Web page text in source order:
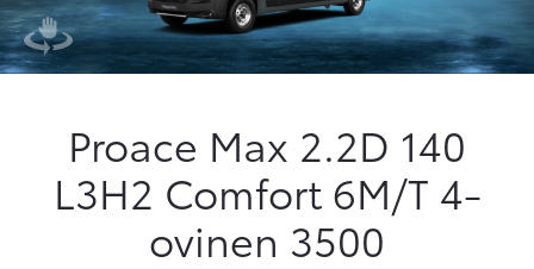
Proace Max 2.2D 140
L3H2 Comfort 6M/T 4-
ovinen 3500